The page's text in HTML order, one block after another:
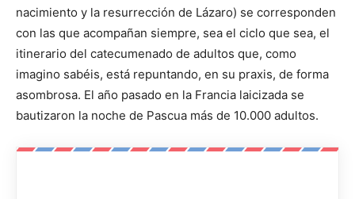
nacimiento y la resurrección de Lázaro) se corresponden
con las que acompañan siempre, sea el ciclo que sea, el
itinerario del catecumenado de adultos que, como
imagino sabéis, está repuntando, en su praxis, de forma
asombrosa. El año pasado en la Francia laicizada se
bautizaron la noche de Pascua más de 10.000 adultos.